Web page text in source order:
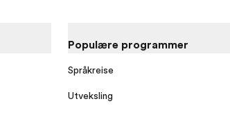
Populære programmer
Språkreise
Utveksling